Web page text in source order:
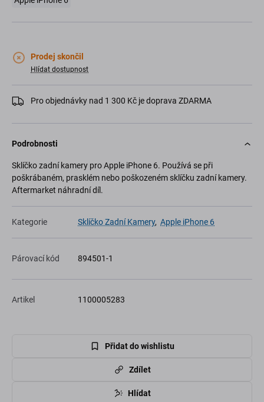
Prodej skončil
Hlídat dostupnost
Pro objednávky nad 1 300 Kč je doprava ZDARMA
Podrobnosti
Sklíčko zadní kamery pro Apple iPhone 6. Používá se při
poškrábaném, prasklém nebo poškozeném sklíčku zadní kamery.
Aftermarket náhradní díl.
Kategorie Sklíčko Zadní Kamery, Apple iPhone 6
Párovací kód 894501-1
Artikel 1100005283
Přidat do wishlistu
Zdílet
Hlídat